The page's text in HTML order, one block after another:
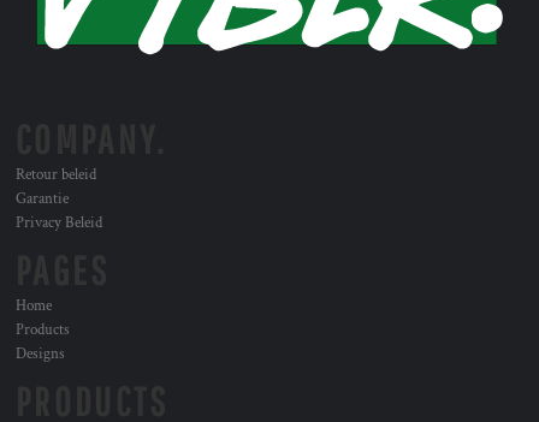
Retour beleid
Garantie
Privacy Beleid
Home
Products
Designs